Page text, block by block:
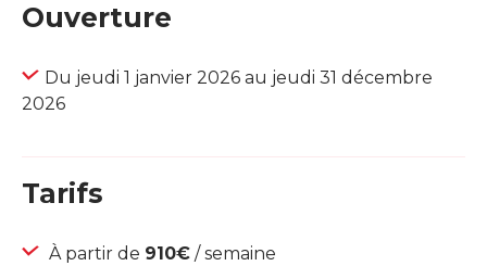
Ouverture
Du jeudi 1 janvier 2026 au jeudi 31 décembre
2026
Tarifs
À partir de 910€ / semaine